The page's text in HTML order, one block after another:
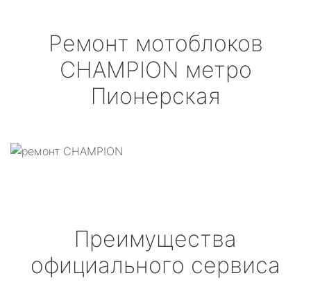
Ремонт мотоблоков
CHAMPION метро
Пионерская
Преимущества
официального сервиса